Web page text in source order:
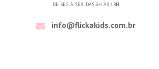
DE SEG. À SEX. DAS 9H ÀS 18H.
info@flickakids.com.br